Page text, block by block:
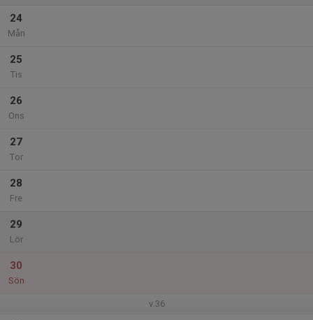
24
Mån
25
Tis
26
Ons
27
Tor
28
Fre
29
Lör
30
Sön
v.36